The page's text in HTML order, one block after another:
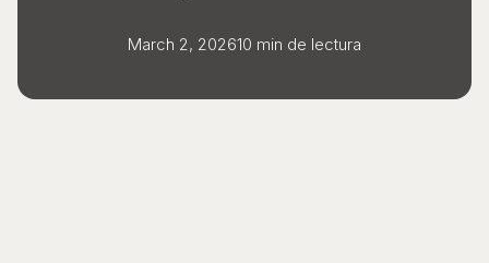
March 2, 202610 min de lectura